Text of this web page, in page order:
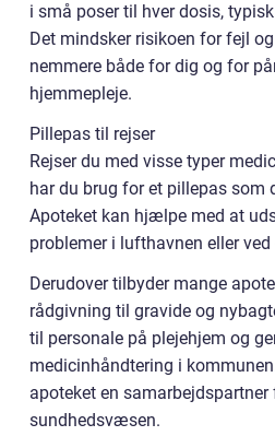
i små poser til hver dosis,
Det mindsker risikoen for fejl
nemmere både for dig og for
hjemmepleje.
Pillepas til rejser
Rejser du med visse typer
har du brug for et pillepas som
Apoteket kan hjælpe med at
problemer i lufthavnen eller
Derudover tilbyder mange
rådgivning til gravide og
til personale på plejehjem og
medicinhåndtering i
apoteket en samarbejdspartner
sundhedsvæsen.